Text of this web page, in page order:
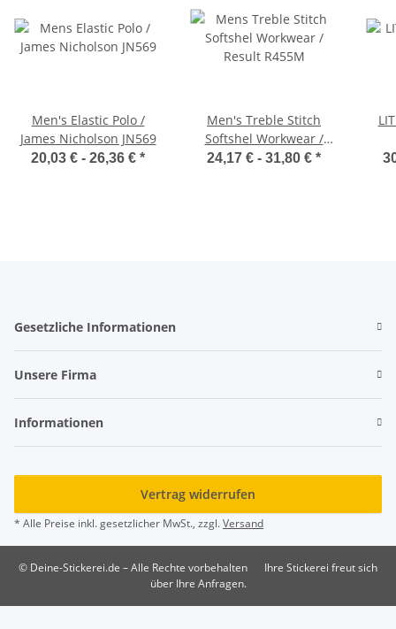
Men's Elastic Polo /
James Nicholson JN569
20,03 € - 26,36 € *
Men's Treble Stitch
Softshel Workwear /
Result R455M
24,17 € - 31,80 € *
Gesetzliche Informationen
Unsere Firma
Informationen
Vertrag widerrufen
* Alle Preise inkl. gesetzlicher MwSt., zzgl.Versand
© Deine-Stickerei.de – Alle Rechte vorbehalten
Ihre Stickerei freut sich
über Ihre Anfragen.